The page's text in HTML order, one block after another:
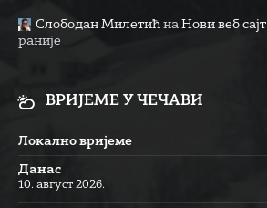
Слободан Милетић на Нови веб сајт
раније
ВРИЈЕМЕ У ЧЕЧАВИ
Локално вријеме
Данас
10. август 2026.